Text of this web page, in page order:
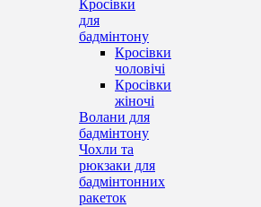
Кросівки
для
бадмінтону
Кросівки
чоловічі
Кросівки
жіночі
Волани для
бадмінтону
Чохли та
рюкзаки для
бадмінтонних
ракеток